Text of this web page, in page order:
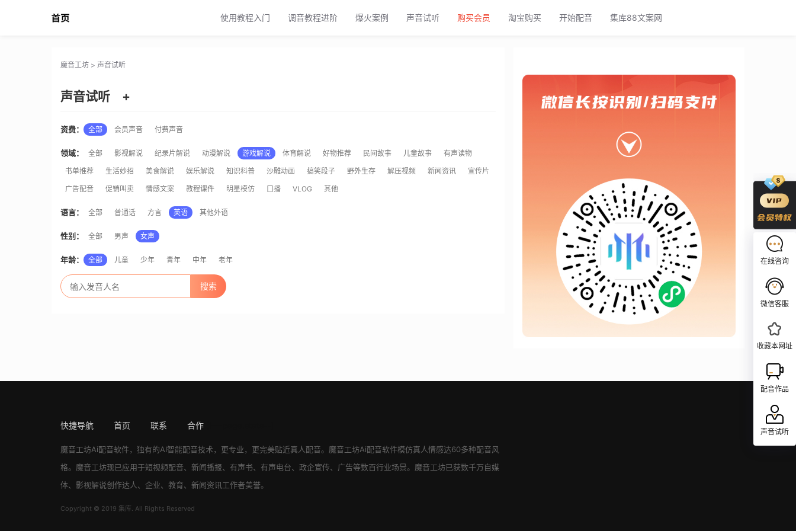
魔音工坊声音试听 使用教程入门 调音教程进阶 爆火案例 声音试听 购买会员 淘宝购买 开始配音 集库88文案网
魔音工坊 > 声音试听
声音试听 +
资费： 全部 会员声音 付费声音
领域： 全部 影视解说 纪录片解说 动漫解说 游戏解说 体育解说 好物推荐 民间故事 儿童故事
有声读物
书单推荐
生活妙招 美食解说 娱乐解说 知识科普 沙雕动画 搞笑段子 野外生存 解压视频 新闻资讯
宣传片
广告配音
促销叫卖 情感文案 教程课件 明星模仿 口播 VLOG 其他
语言： 全部 普通话 方言 英语 其他外语
性别： 全部 男声 女声
年龄： 全部 儿童 少年 青年 中年 老年
快捷导航 首页 联系 合作
魔音工坊Ai配音软件，独有的AI智能配音技术，更专业，更完美贴近真人配音。 魔音工坊Ai配音软件模仿真人情感达60多种配音风
格。 魔音工坊现已应用于短视频配音、新闻播报、有声书、有声电台、政企宣传、广告等数百行业场景。 魔音工坊已获数千万自媒
体、影视解说创作达人、企业、教育、新闻资讯工作者美誉。
Copyright © 2019 集库. All Rights Reserved
在线咨询
微信客服
收藏本网址
配音作品
声音试听